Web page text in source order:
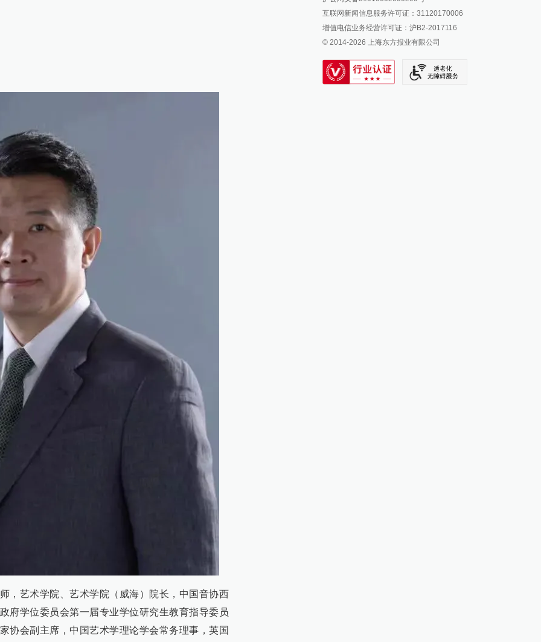
，艺术学院、艺术学院（威海）院长，中国音协西
府学位委员会第一届专业学位研究生教育指导委员
协会副主席，中国艺术学理论学会常务理事，英国
澎湃新闻抖音号
派生万物开放平台
IP SHANGHAI
SIXTH TONE
互联网新闻信息服务许可证：31120170006
增值电信业务经营许可证：沪B2-2017116
© 2014-2026 上海东方报业有限公司